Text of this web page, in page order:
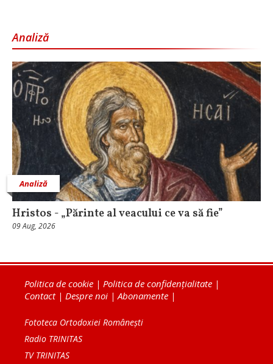
Analiză
Analiză
Hristos - „Părinte al veacului ce va să fie”
09 Aug, 2026
Politica de cookie | Politica de confidențialitate |
Contact| Despre noi |Abonamente |
Fototeca Ortodoxiei Românești
Radio TRINITAS
TV TRINITAS